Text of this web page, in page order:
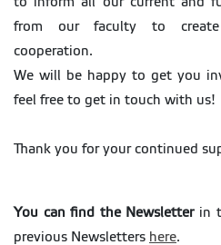
from our faculty to
cooperation.
We will be happy to get you
feel free to get in touch with us!
Thank you for your continued
You can find the Newsletterin
previous Newsletters here.